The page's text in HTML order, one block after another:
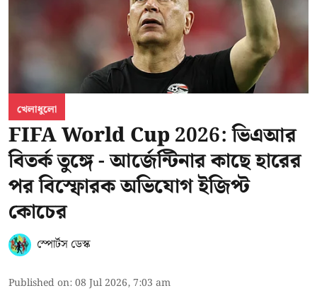
খেলাধুলো
FIFA World Cup 2026: ভিএআর
বিতর্ক তুঙ্গে - আর্জেন্টিনার কাছে হারের
পর বিস্ফোরক অভিযোগ ইজিপ্ট
কোচের
স্পোর্টস ডেস্ক
Published on:08 Jul 2026, 7:03 am